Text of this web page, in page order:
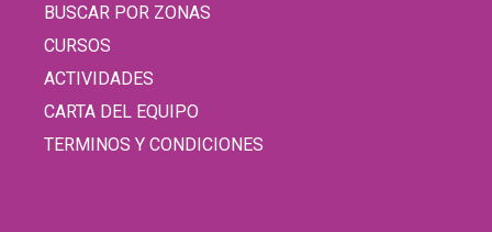
BUSCAR POR ZONAS
CURSOS
ACTIVIDADES
CARTA DEL EQUIPO
TERMINOS Y CONDICIONES